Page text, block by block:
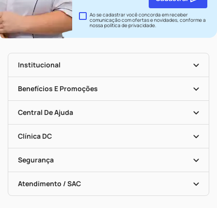
Ao se cadastrar você concorda em receber
comunicação com ofertas e novidades, conforme a
nossapolítica de privacidade.
Institucional
Nossas Lojas
Seja Uma Loja Parceira
Mapa De Categorias
Benefícios E Promoções
Convênios
Programa Popular Do Brasil
Encarte De Ofertas
Dermaclub
Cupons E Ofertas
Black Friday
Central De Ajuda
Recompra Programada
Alomed
Formas De Pagamento
Troca E Devolução
Bulas De A A Z
Políticas De Marketplace
Clínica DC
Serviços Farmacêuticos
Testes Rápidos
Autoteste Covid-19
Vacinas
Segurança
Portal Da Privacidade
Atendimento / SAC